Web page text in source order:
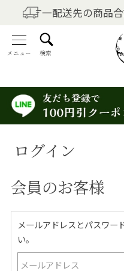
一配送先の商品
メニュー 検索
商品を探す
全商品一覧
梅干しの商品一覧
梅酒の商品一覧
梅製品・その他の商
メニュー
トップページ
マイページ
ログイン
会員のお客様
メールアドレスとパスワー
い。